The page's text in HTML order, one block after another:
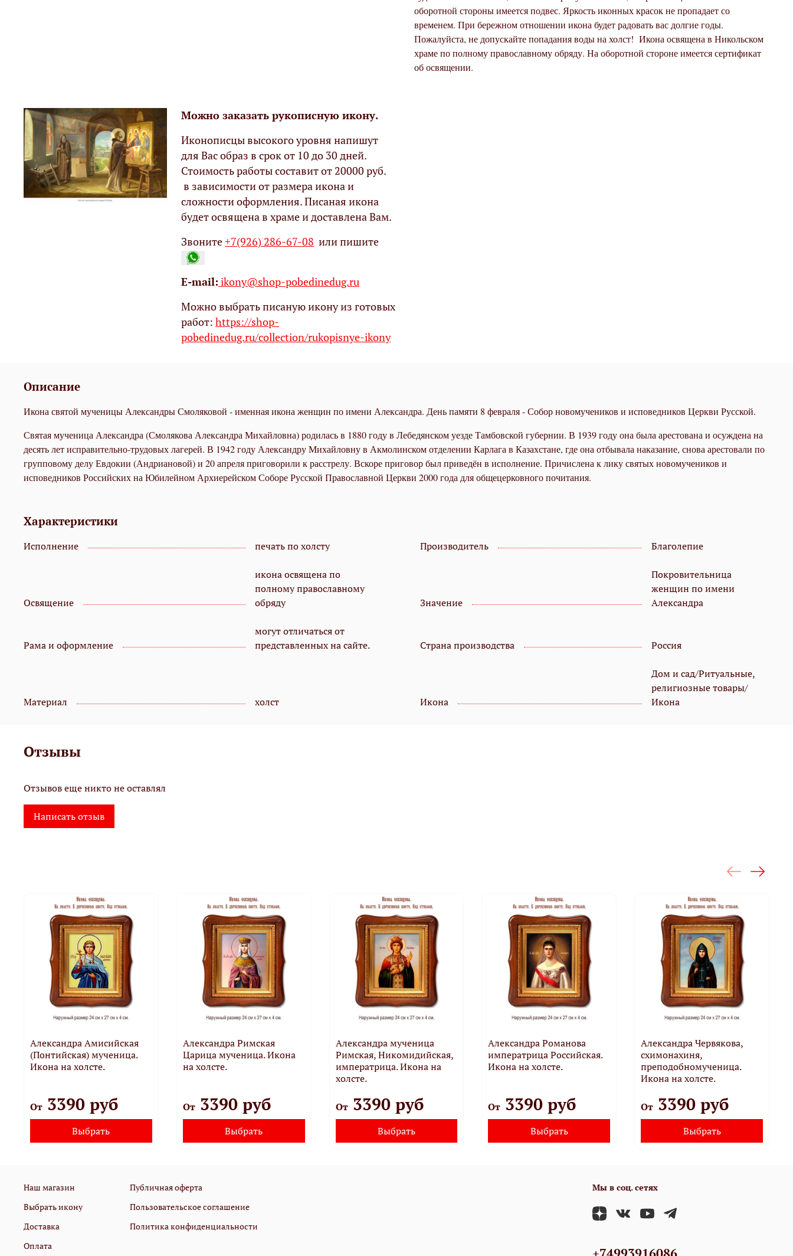
оборотной стороны имеется подвес. Яркость иконных красок не пропадает со
временем. При бережном отношении икона будет радовать вас долгие годы.
Пожалуйста, не допускайте попадания воды на холст! Икона освящена в Никольском
храме по полному православному обряду. На оборотной стороне имеется сертификат
об освящении.
Можно заказать рукописную икону.
Иконописцы высокого уровня напишут
для Вас образ в срок от 10 до 30 дней.
Стоимость работы составит от 20000 руб.
в зависимости от размера икона и
сложности оформления. Писаная икона
будет освящена в храме и доставлена Вам.
Звоните+7(926) 286-67-08 или пишите
Е-mail: ikony@shop-pobedinedug.ru
Можно выбрать писаную икону из готовых
работ:https://shop-
pobedinedug.ru/collection/rukopisnye-ikony
Описание
Икона святой мученицы Александры Смоляковой - именная икона женщин по имени Александра. День памяти 8 февраля - Собор новомучеников и исповедников Церкви Русской.
Святая мученица Александра (Смолякова Александра Михайловна) родилась в 1880 году в Лебедянском уезде Тамбовской губернии. В 1939 году она была арестована и осуждена на
десять лет исправительно-трудовых лагерей. В 1942 году Александру Михайловну в Акмолинском отделении Карлага в Казахстане, где она отбывала наказание, снова арестовали по
групповому делу Евдокии (Андриановой) и 20 апреля приговорили к расстрелу. Вскоре приговор был приведён в исполнение. Причислена к лику святых новомучеников и
исповедников Российских на Юбилейном Архиерейском Соборе Русской Православной Церкви 2000 года для общецерковного почитания.
Характеристики
Исполнение печать по холсту Производитель Благолепие
Освящение
икона освящена по
полному православному
обряду
Значение
Покровительница
женщин по имени
Александра
Рама и оформление
могут отличаться от
представленных на сайте.
Страна производства Россия
Материал холст Икона
Дом и сад/Ритуальные,
религиозные товары/
Икона
Отзывы
Отзывов еще никто не оставлял
Написать отзыв
Александра Амисийская
(Понтийская) мученица.
Икона на холсте.
От 3390 руб
Выбрать
Александра Римская
Царица мученица. Икона
на холсте.
От3390 руб
Выбрать
Александра мученица
Римская, Никомидийская,
императрица. Икона на
холсте.
От3390 руб
Выбрать
Александра Романова
императрица Российская.
Икона на холсте.
От 3390 руб
Выбрать
Александра Червякова,
схимонахиня,
преподобномученица.
Икона на холсте.
От 3390 руб
Выбрать
Наш магазин
Выбрать икону
Доставка
Оплата
Публичная оферта
Пользовательское соглашение
Политика конфиденциальности
Мы в соц. сетях